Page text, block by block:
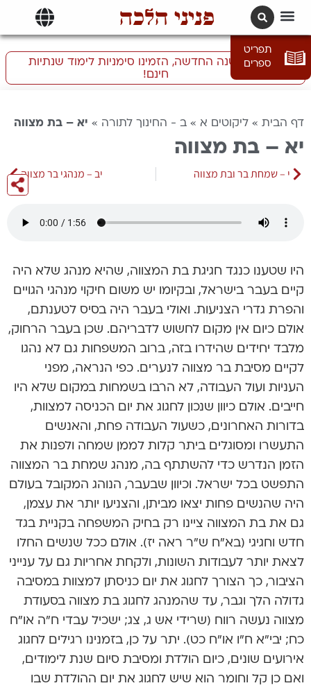
פניני הלכה
תפריט
ספרים
התכוננו לשנה החדשה, הזמינו סימניות לימוד שנתיות
חינם!
דף הבית » ליקוטים א » ב - החינוך לתורה » יא – בת מצווה
יא – בת מצווה
י – שמחת בר ובת מצווה יב – מנהגי בר מצווה
היו שטענו כנגד חגיגת בת המצווה, שהיא מנהג שלא היה
קיים בעבר בישראל, ובקיומו יש משום חיקוי מנהגי הגויים
והפרת גדרי הצניעות. ואולי בעבר היה בסיס לטענתם,
אולם כיום אין מקום לחשוש לדבריהם. שכן בעבר הרחוק,
מלבד יחידים שהידרו בזה, ברוב המשפחות גם לא נהגו
לקיים מסיבת בר מצווה לנערים. כפי הנראה, מפני
העניות ועול העבודה, לא הרבו בשמחות במקום שלא היו
חייבים. אולם כיוון שנכון לחגוג את יום הכניסה למצוות,
בדורות האחרונים, כשעול העבודה פחת, והאנשים
התעשרו ומסוגלים ביתר קלות לממן שמחה ולפנות את
הזמן הנדרש כדי להשתתף בה, מנהג שמחת בר המצווה
התפשט בכל ישראל. וכיוון שבעבר, הנוהג המקובל בעולם
היה שהנשים פחות יצאו מביתן, והצניעו יותר את עצמן,
גם את בת המצווה ציינו רק בחיק המשפחה בקניית בגד
חדש וחגיגי (בא”ח ש”ר ראה יז). אולם ככל שנשים החלו
לצאת יותר לעבודות השונות, ולקחת אחריות גם על ענייני
הציבור, כך הצורך לחגוג את יום כניסתן למצוות במסיבה
גדולה הלך וגבר, עד שהמנהג לחגוג בת מצווה בסעודת
מצווה נעשה רווח (שרידי אש ג, צג; ישכיל עבדי ח”ה או”ח
כח; יבי”א ח”ו או”ח כט). יתר על כן, בזמנינו רגילים לחגוג
אירועים שונים, כיום הולדת ומסיבת סיום שנת לימודים,
ואם כן קל וחומר הוא שיש לחגוג את יום ההולדת שבו